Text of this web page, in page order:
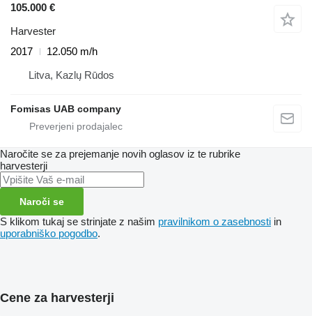
105.000 €
Harvester
2017
12.050 m/h
Litva, Kazlų Rūdos
Fomisas UAB company
Naročite se za prejemanje novih oglasov iz te rubrike
harvesterji
Naroči se
S klikom tukaj se strinjate z našim pravilnikom o zasebnosti in
uporabniško pogodbo.
Cene za harvesterji